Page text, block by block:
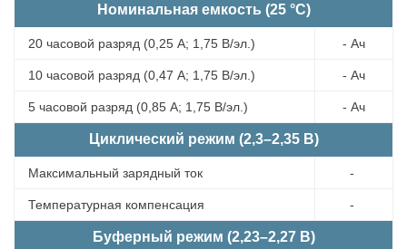
Номинальная емкость (25 °С)
20 часовой разряд (0,25 А; 1,75 В/эл.) - Ач
10 часовой разряд (0,47 А; 1,75 В/эл.) - Ач
5 часовой разряд (0,85 А; 1,75 В/эл.) - Ач
Циклический режим (2,3–2,35 В)
Максимальный зарядный ток -
Температурная компенсация -
Буферный режим (2,23–2,27 В)